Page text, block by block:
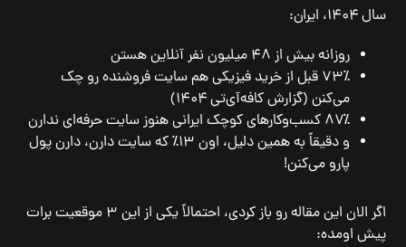
سال ۱۴۰۴، ایران:
روزانه بیش از ۴۸ میلیون نفر آنلاین هستن
۷۳٪ قبل از خرید فیزیکی هم سایت فروشنده رو چک
می‌کنن (گزارش کافه‌آی‌تی ۱۴۰۴)
۸۷٪ کسب‌وکارهای کوچک ایرانی هنوز سایت حرفه‌ای ندارن
و دقیقاً به همین دلیل، اون ۱۳٪ که سایت دارن، دارن پول
پارو می‌کنن!
اگر الان این مقاله رو باز کردی، احتمالاً یکی از این ۳ موقعیت برات
پیش اومده: